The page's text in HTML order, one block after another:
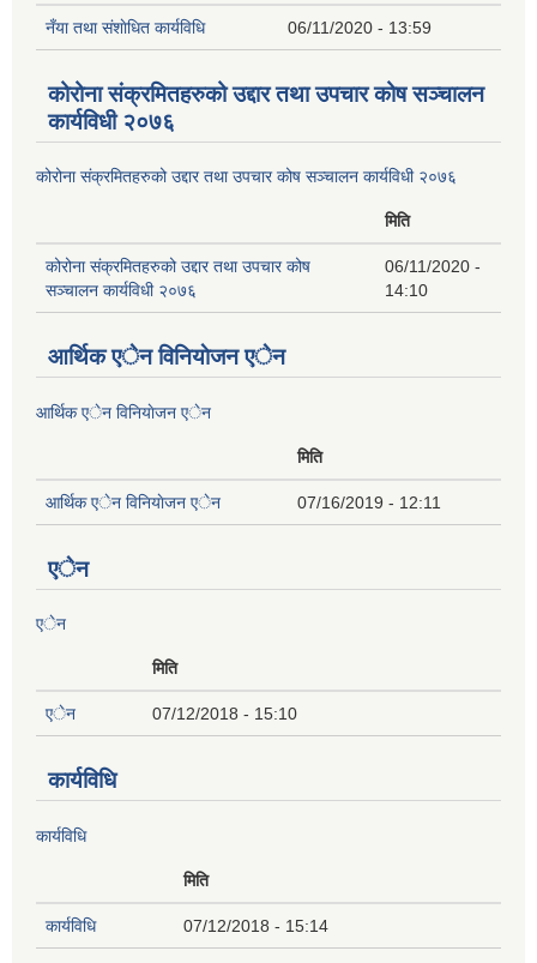
नँया तथा स‌ंशाेधित कार्यविधि 06/11/2020 - 13:59
कोरोना संक्रमितहरुको उद्दार तथा उपचार कोष सञ्चालन
कार्यविधी २०७६
कोरोना संक्रमितहरुको उद्दार तथा उपचार कोष सञ्चालन कार्यविधी २०७६
मिति
कोरोना संक्रमितहरुको उद्दार तथा उपचार कोष
सञ्चालन कार्यविधी २०७६
06/11/2020 -
14:10
आर्थिक एेन विनियाेजन एेन
आर्थिक एेन विनियाेजन एेन
मिति
आर्थिक एेन विनियाेजन एेन 07/16/2019 - 12:11
एेन
एेन
मिति
एेन 07/12/2018 - 15:10
कार्यविधि
कार्यविधि
मिति
कार्यविधि 07/12/2018 - 15:14